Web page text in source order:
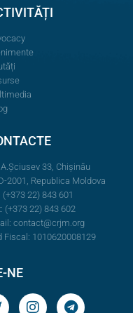
33, Chișinău
2001, Republica Moldova
(+373 22) 843 601
(+373 22) 843 602
contact@crjm.org
Fiscal: 1010620008129
NE